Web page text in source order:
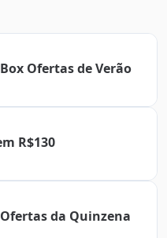
Ofertas de Verão
R$130
Ofertas da Quinzena